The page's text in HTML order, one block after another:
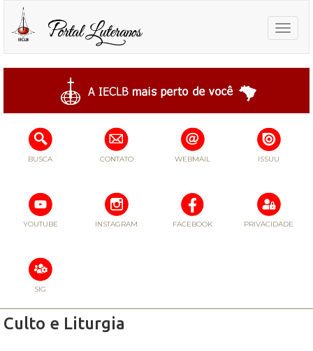
Toggle
BUSCA CONTATO WEBMAIL ISSUU
YOUTUBE INSTAGRAM FACEBOOK PRIVACIDADE
SIG
Culto e Liturgia